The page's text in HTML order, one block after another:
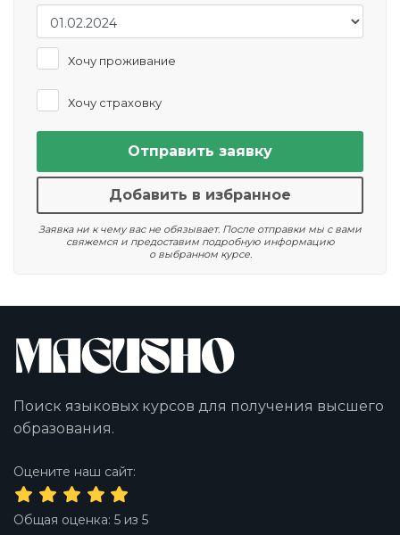
Хочу проживание
Хочу страховку
Отправить заявку
Добавить в избранное
Заявка ни к чему вас не обязывает. После отправки мы с вами
свяжемся и предоставим подробную информацию
о выбранном курсе.
Поиск языковых курсов для получения высшего
образования.
Оцените наш сайт:
Общая оценка: 5 из 5